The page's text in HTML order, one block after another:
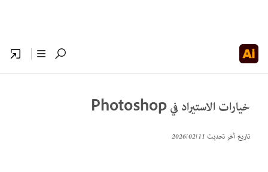
خيارات الاستيراد في Photoshop
تاريخ آخر تحديث11‏/02‏/2026